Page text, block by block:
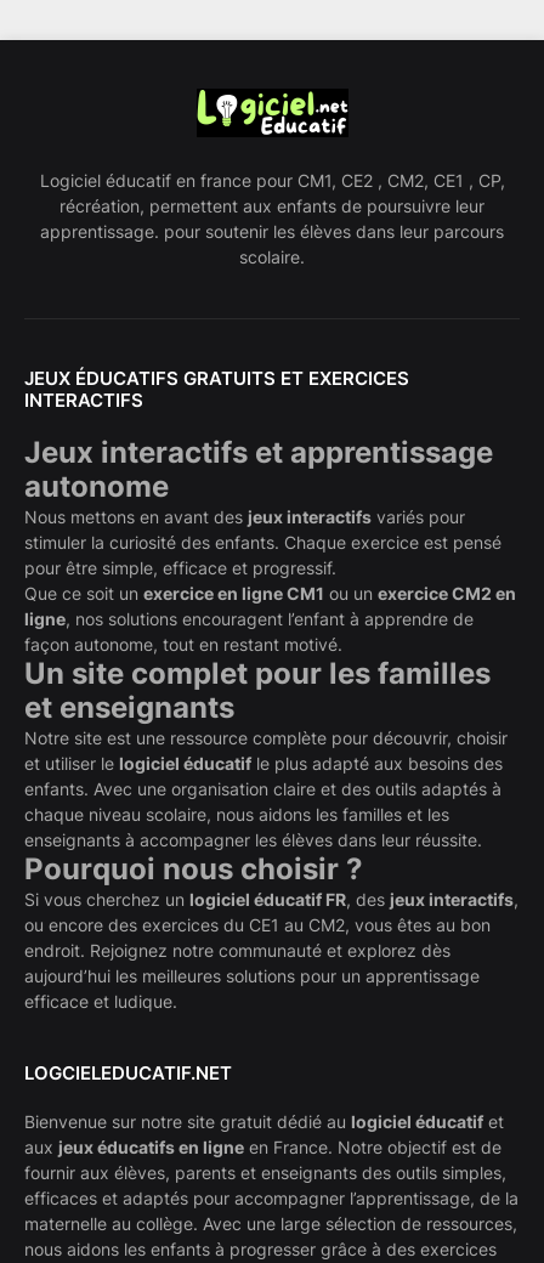
Logiciel éducatif en france pour CM1, CE2 , CM2, CE1 , CP,
récréation, permettent aux enfants de poursuivre leur
apprentissage. pour soutenir les élèves dans leur parcours
scolaire.
JEUX ÉDUCATIFS GRATUITS ET EXERCICES
INTERACTIFS
Jeux interactifs et apprentissage
autonome
Nous mettons en avant des jeux interactifs variés pour
stimuler la curiosité des enfants. Chaque exercice est pensé
pour être simple, efficace et progressif.
Que ce soit un exercice en ligne CM1 ou un exercice CM2 en
ligne, nos solutions encouragent l’enfant à apprendre de
façon autonome, tout en restant motivé.
Un site complet pour les familles
et enseignants
Notre site est une ressource complète pour découvrir, choisir
et utiliser le logiciel éducatif le plus adapté aux besoins des
enfants. Avec une organisation claire et des outils adaptés à
chaque niveau scolaire, nous aidons les familles et les
enseignants à accompagner les élèves dans leur réussite.
Pourquoi nous choisir ?
Si vous cherchez un logiciel éducatif FR, des jeux interactifs,
ou encore des exercices du CE1 au CM2, vous êtes au bon
endroit. Rejoignez notre communauté et explorez dès
aujourd’hui les meilleures solutions pour un apprentissage
efficace et ludique.
LOGCIELEDUCATIF.NET
Bienvenue sur notre site gratuit dédié au logiciel éducatif et
aux jeux éducatifs en ligne en France. Notre objectif est de
fournir aux élèves, parents et enseignants des outils simples,
efficaces et adaptés pour accompagner l’apprentissage, de la
maternelle au collège. Avec une large sélection de ressources,
nous aidons les enfants à progresser grâce à des exercices